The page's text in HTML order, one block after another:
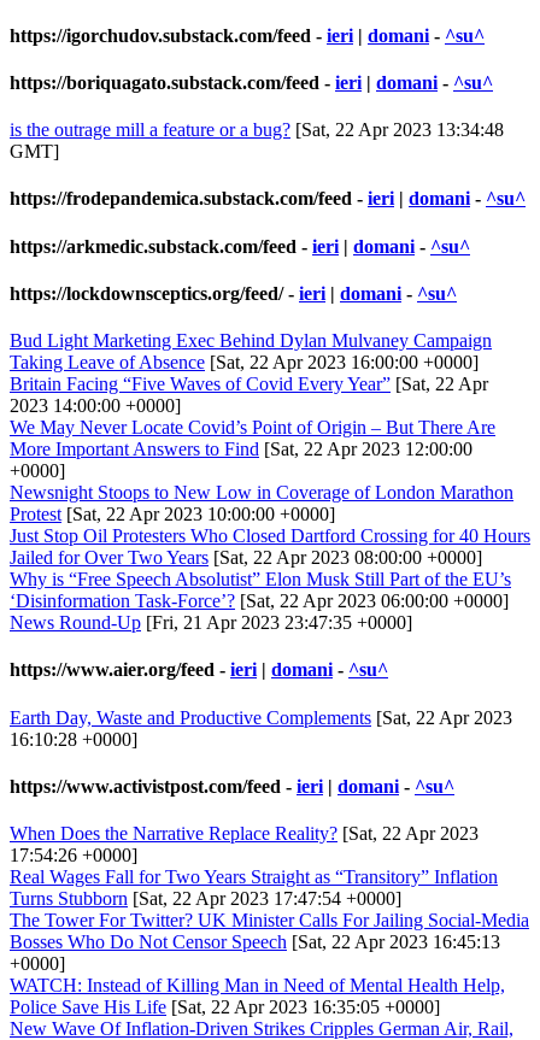
https://igorchudov.substack.com/feed - ieri | domani - ^su^
https://boriquagato.substack.com/feed - ieri | domani - ^su^
is the outrage mill a feature or a bug? [Sat, 22 Apr 2023 13:34:48
GMT]
https://frodepandemica.substack.com/feed - ieri| domani- ^su^
https://arkmedic.substack.com/feed - ieri | domani - ^su^
https://lockdownsceptics.org/feed/- ieri | domani - ^su^
Bud Light Marketing Exec Behind Dylan Mulvaney Campaign
Taking Leave of Absence [Sat, 22 Apr 2023 16:00:00 +0000]
Britain Facing “Five Waves of Covid Every Year” [Sat, 22 Apr
2023 14:00:00 +0000]
We May Never Locate Covid’s Point of Origin – But There Are
More Important Answers to Find [Sat, 22 Apr 2023 12:00:00
+0000]
Newsnight Stoops to New Low in Coverage of London Marathon
Protest [Sat, 22 Apr 2023 10:00:00 +0000]
Just Stop Oil Protesters Who Closed Dartford Crossing for 40 Hours
Jailed for Over Two Years [Sat, 22 Apr 2023 08:00:00 +0000]
Why is “Free Speech Absolutist” Elon Musk Still Part of the EU’s
‘Disinformation Task-Force’? [Sat, 22 Apr 2023 06:00:00 +0000]
News Round-Up [Fri, 21 Apr 2023 23:47:35 +0000]
https://www.aier.org/feed - ieri| domani- ^su^
Earth Day, Waste and Productive Complements [Sat, 22 Apr 2023
16:10:28 +0000]
https://www.activistpost.com/feed - ieri | domani - ^su^
When Does the Narrative Replace Reality? [Sat, 22 Apr 2023
17:54:26 +0000]
Real Wages Fall for Two Years Straight as “Transitory” Inflation
Turns Stubborn [Sat, 22 Apr 2023 17:47:54 +0000]
The Tower For Twitter? UK Minister Calls For Jailing Social-Media
Bosses Who Do Not Censor Speech [Sat, 22 Apr 2023 16:45:13
+0000]
WATCH: Instead of Killing Man in Need of Mental Health Help,
Police Save His Life [Sat, 22 Apr 2023 16:35:05 +0000]
New Wave Of Inflation-Driven Strikes Cripples German Air, Rail,